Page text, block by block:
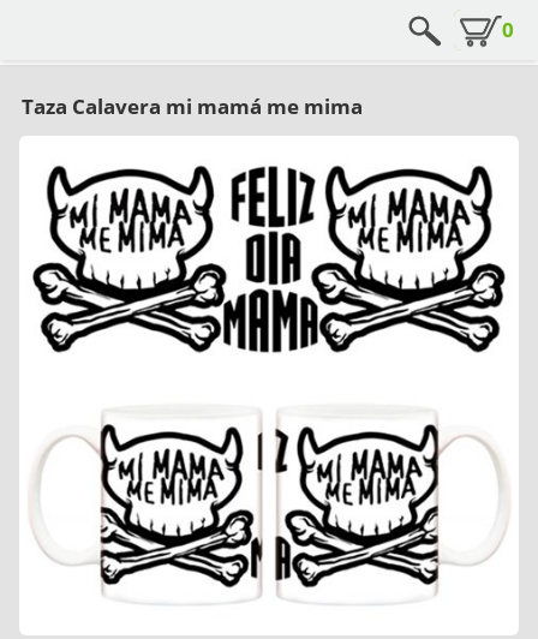
0
Taza Calavera mi mamá me mima